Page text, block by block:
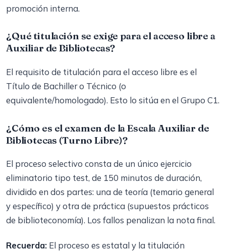
promoción interna.
¿Qué titulación se exige para el acceso libre a
Auxiliar de Bibliotecas?
El requisito de titulación para el acceso libre es el
Título de Bachiller o Técnico (o
equivalente/homologado). Esto lo sitúa en el Grupo C1.
¿Cómo es el examen de la Escala Auxiliar de
Bibliotecas (Turno Libre)?
El proceso selectivo consta de un único ejercicio
eliminatorio tipo test, de 150 minutos de duración,
dividido en dos partes: una de teoría (temario general
y específico) y otra de práctica (supuestos prácticos
de biblioteconomía). Los fallos penalizan la nota final.
Recuerda: El proceso es estatal y la titulación